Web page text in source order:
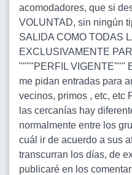
acomodadores, que si
VOLUNTAD, sin ningún
SALIDA COMO TODAS
EXCLUSIVAMENTE
""""PERFIL VIGENTE"""
me pidan entradas para
vecinos, primos , etc, etc
las cercanías hay
normalmente entre los
cuál ir de acuerdo a sus
transcurran los días, de
publicaré en los